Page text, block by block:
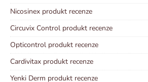
Nicosinex produkt recenze
Circuvix Control produkt recenze
Opticontrol produkt recenze
Cardivitax produkt recenze
Yenki Derm produkt recenze